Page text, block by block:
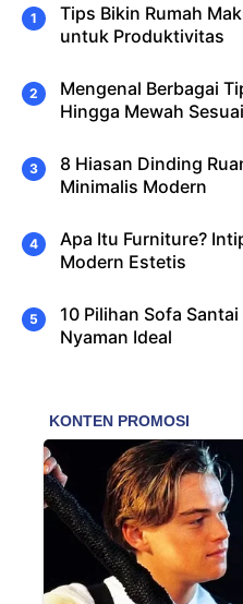
Tips Bikin Rumah
untuk Produktivitas
Mengenal Berbagai
Hingga Mewah
8 Hiasan Dinding
Minimalis Modern
Apa Itu Furniture?
Modern Estetis
10 Pilihan Sofa
Nyaman Ideal